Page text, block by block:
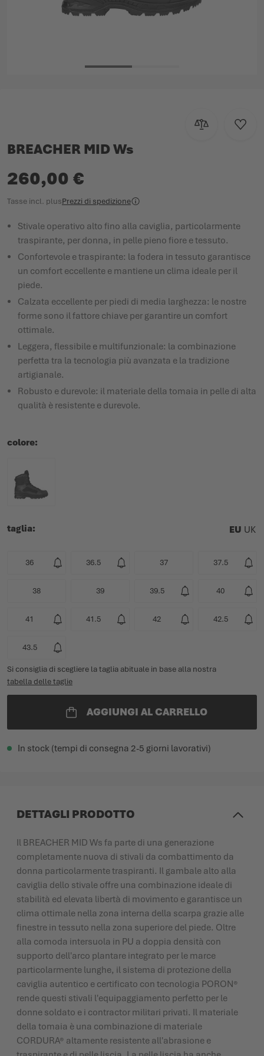
Aggiungi al
BREACHER MID Ws
260,00 €
Tasse incl. plusPrezzi di spedizione
Stivale operativo alto fino alla caviglia, particolarmente
traspirante, per donna, in pelle pieno fiore e tessuto.
Confortevole e traspirante: la fodera in tessuto garantisce
un comfort eccellente e mantiene un clima ideale per il
piede.
Calzata eccellente per piedi di media larghezza: le nostre
forme sono il fattore chiave per garantire un comfort
ottimale.
Leggera, flessibile e multifunzionale: la combinazione
perfetta tra la tecnologia più avanzata e la tradizione
artigianale.
Robusto e durevole: il materiale della tomaia in pelle di alta
qualità è resistente e durevole.
colore
taglia EU UK
36 36.5 37 37.5
38 39 39.5 40
41 41.5 42 42.5
43.5
Si consiglia di scegliere la taglia abituale in base alla nostra
tabella delle taglie
AGGIUNGI AL CARRELLO
In stock (tempi di consegna 2-5 giorni lavorativi)
DETTAGLI PRODOTTO
Il BREACHER MID Ws fa parte di una generazione
completamente nuova di stivali da combattimento da
donna particolarmente traspiranti. Il gambale alto alla
caviglia dello stivale offre una combinazione ideale di
stabilità ed elevata libertà di movimento e garantisce un
clima ottimale nella zona interna della scarpa grazie alle
finestre in tessuto nella zona superiore del piede. Oltre
alla comoda intersuola in PU a doppia densità con
supporto dell'arco plantare integrato per le marce
particolarmente lunghe, il sistema di protezione della
caviglia autentico e certificato con tecnologia PORON®
rende questi stivali l'equipaggiamento perfetto per le
donne soldato e i contractor militari privati. Il materiale
della tomaia è una combinazione di materiale
CORDURA® altamente resistente all'abrasione e